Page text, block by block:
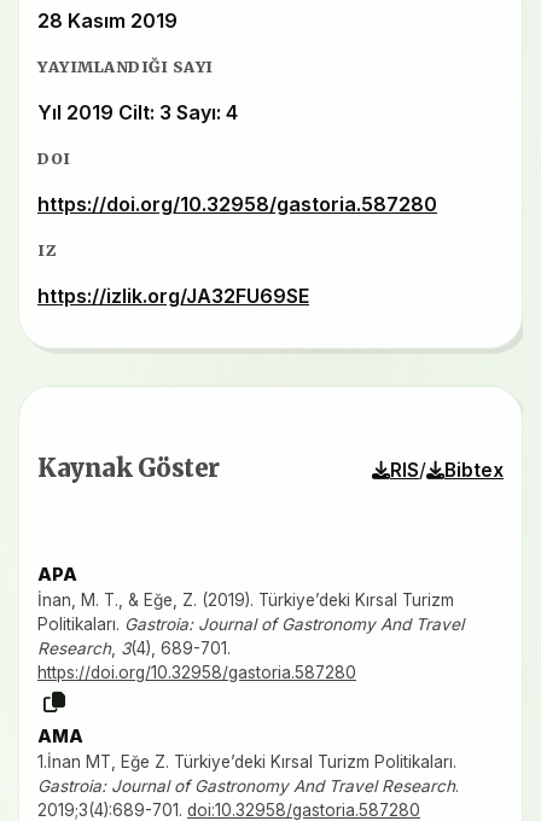
28 Kasım 2019
YAYIMLANDIĞI SAYI
Yıl 2019 Cilt: 3 Sayı: 4
DOI
https://doi.org/10.32958/gastoria.587280
IZ
https://izlik.org/JA32FU69SE
Kaynak Göster RIS/ Bibtex
APA
İnan, M. T., & Eğe, Z. (2019). Türkiye’deki Kırsal Turizm
Politikaları. Gastroia: Journal of Gastronomy And Travel
Research, 3(4), 689-701.
https://doi.org/10.32958/gastoria.587280
AMA
1.İnan MT, Eğe Z. Türkiye’deki Kırsal Turizm Politikaları.
Gastroia: Journal of Gastronomy And Travel Research.
2019;3(4):689-701. doi:10.32958/gastoria.587280